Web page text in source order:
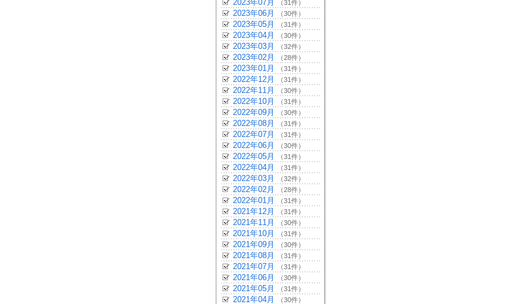
2023年07月 （31件）
2023年06月 （30件）
2023年05月 （31件）
2023年04月 （30件）
2023年03月 （32件）
2023年02月 （28件）
2023年01月 （31件）
2022年12月 （31件）
2022年11月 （30件）
2022年10月 （31件）
2022年09月 （30件）
2022年08月 （31件）
2022年07月 （31件）
2022年06月 （30件）
2022年05月 （31件）
2022年04月 （31件）
2022年03月 （32件）
2022年02月 （28件）
2022年01月 （31件）
2021年12月 （31件）
2021年11月 （30件）
2021年10月 （31件）
2021年09月 （30件）
2021年08月 （31件）
2021年07月 （31件）
2021年06月 （30件）
2021年05月 （31件）
2021年04月 （30件）